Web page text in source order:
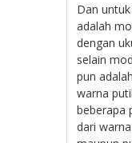
Dan
adalah
dengan
selain
pun
warna
beberapa
dari